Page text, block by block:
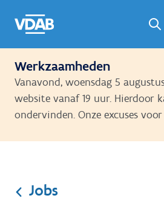
naar
een
een
job
mij?
naar
Werkzaamheden
Vanavond, woensdag 5
website vanaf 19 uur. Hierdoor
ondervinden. Onze excuses
Jobs